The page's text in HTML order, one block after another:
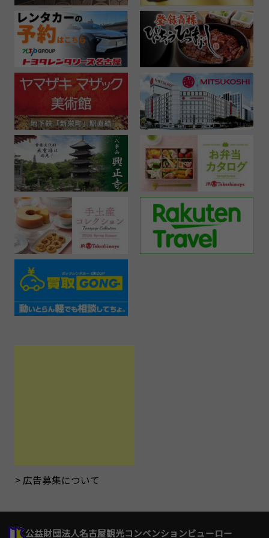
広告募集について
公益財団法人名古屋観光コンベンションビューロー